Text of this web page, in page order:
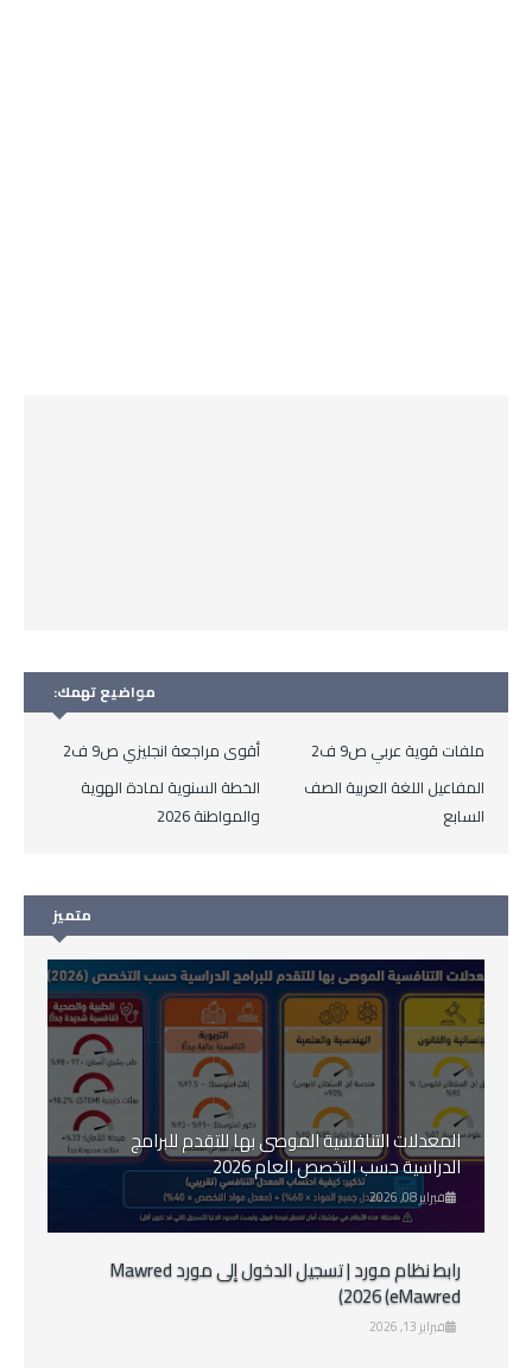
مواضيع تهمك:
أقوى مراجعة انجليزي ص9 ف2
ملفات قوية عربي ص9 ف2
الخطة السنوية لمادة الهوية
والمواطنة 2026
المفاعيل اللغة العربية الصف
السابع
متميز
المعدلات التنافسية الموصى بها للتقدم للبرامج
الدراسية حسب التخصص العام 2026
فبراير 08, 2026
رابط نظام مورد | تسجيل الدخول إلى مورد Mawred
2026 (eMawred)
فبراير 13, 2026